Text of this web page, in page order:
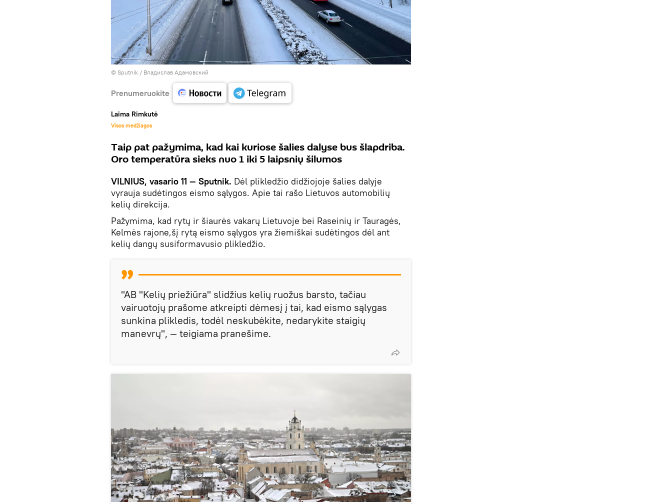
© Sputnik / Владислав Адамовский
Prenumeruokite
Laima Rimkutė
Visos medžiagos
Taip pat pažymima, kad kai kuriose šalies dalyse bus šlapdriba.
Oro temperatūra sieks nuo 1 iki 5 laipsnių šilumos
VILNIUS, vasario 11 — Sputnik. Dėl plikledžio didžiojoje šalies dalyje
vyrauja sudėtingos eismo sąlygos. Apie tai rašo Lietuvos automobilių
kelių direkcija.
Pažymima, kad rytų ir šiaurės vakarų Lietuvoje bei Raseinių ir Tauragės,
Kelmės rajone,šį rytą eismo sąlygos yra žiemiškai sudėtingos dėl ant
kelių dangų susiformavusio plikledžio.
"AB "Kelių priežiūra" slidžius kelių ruožus barsto, tačiau
vairuotojų prašome atkreipti dėmesį į tai, kad eismo sąlygas
sunkina plikledis, todėl neskubėkite, nedarykite staigių
manevrų", — teigiama pranešime.